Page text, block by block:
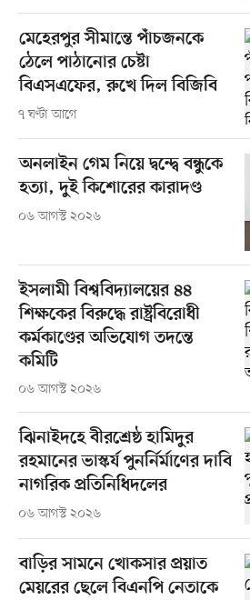
মেহেরপুর সীমান্তে পাঁচজনকে
ঠেলে পাঠানোর চেষ্টা
বিএসএফের, রুখে দিল বিজিবি
৭ ঘণ্টা আগে
অনলাইন গেম নিয়ে দ্বন্দ্বে বন্ধুকে
হত্যা, দুই কিশোরের কারাদণ্ড
০৬ আগস্ট ২০২৬
ইসলামী বিশ্ববিদ্যালয়ের ৪৪
শিক্ষকের বিরুদ্ধে রাষ্ট্রবিরোধী
কর্মকাণ্ডের অভিযোগ তদন্তে
কমিটি
০৬ আগস্ট ২০২৬
ঝিনাইদহে বীরশ্রেষ্ঠ হামিদুর
রহমানের ভাস্কর্য পুনর্নির্মাণের দাবি
নাগরিক প্রতিনিধিদলের
০৬ আগস্ট ২০২৬
বাড়ির সামনে খোকসার প্রয়াত
মেয়রের ছেলে বিএনপি নেতাকে